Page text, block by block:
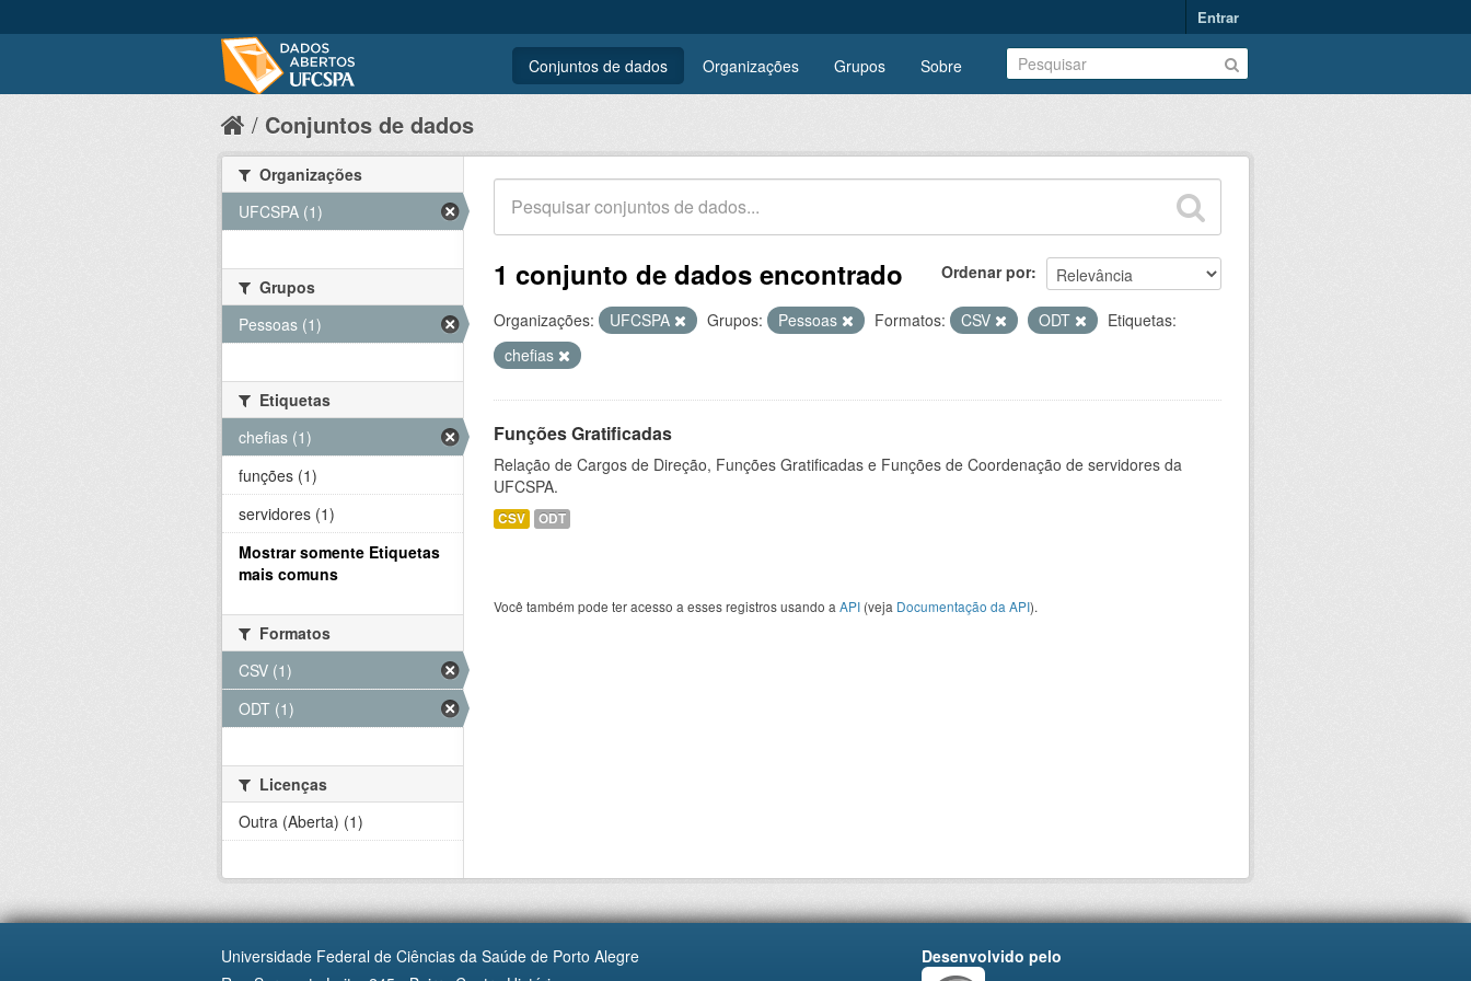
Entrar
Conjuntos de dados Organizações Grupos Sobre
Conjuntos de dados
Ordenar por
1 conjunto de dados encontrado
Organizações: UFCSPA Grupos: Pessoas Formatos: CSV ODT
Etiquetas:
chefias
Funções Gratificadas
Relação de Cargos de Direção, Funções Gratificadas e Funções de Coordenação de servidores da
UFCSPA.
CSV ODT
Você também pode ter acesso a esses registros usando a API (veja Documentação da API).
Organizações
UFCSPA (1)
Grupos
Pessoas (1)
Etiquetas
chefias (1)
funções (1)
servidores (1)
Mostrar somente Etiquetas
mais comuns
Formatos
CSV (1)
ODT (1)
Licenças
Outra (Aberta) (1)
Universidade Federal de Ciências da Saúde de Porto Alegre
Desenvolvido pelo